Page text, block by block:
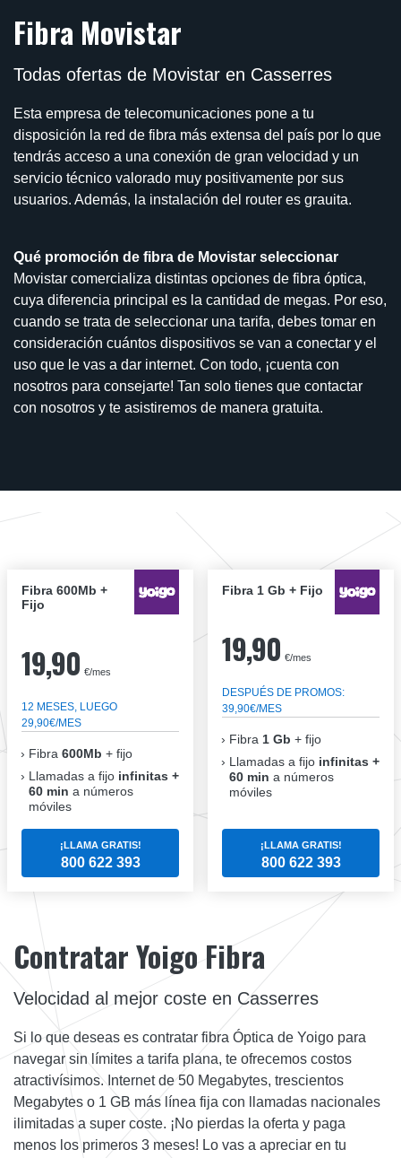
Fibra Movistar
Todas ofertas de Movistar en Casserres
Esta empresa de telecomunicaciones pone a tu
disposición la red de fibra más extensa del país por lo que
tendrás acceso a una conexión de gran velocidad y un
servicio técnico valorado muy positivamente por sus
usuarios. Además, la instalación del router es grauita.
Qué promoción de fibra de Movistar seleccionar
Movistar comercializa distintas opciones de fibra óptica,
cuya diferencia principal es la cantidad de megas. Por eso,
cuando se trata de seleccionar una tarifa, debes tomar en
consideración cuántos dispositivos se van a conectar y el
uso que le vas a dar internet. Con todo, ¡cuenta con
nosotros para consejarte! Tan solo tienes que contactar
con nosotros y te asistiremos de manera gratuita.
Fibra 600Mb +
Fijo
19,90 €/mes
12 MESES, LUEGO
29,90€/MES
Fibra 600Mb + fijo
Llamadas a fijo infinitas +
60 min a números
móviles
¡LLAMA GRATIS!
800 622 393
Fibra 1 Gb + Fijo
19,90 €/mes
DESPUÉS DE PROMOS:
39,90€/MES
Fibra 1 Gb + fijo
Llamadas a fijo infinitas +
60 min a números
móviles
¡LLAMA GRATIS!
800 622 393
Contratar Yoigo Fibra
Velocidad al mejor coste en Casserres
Si lo que deseas es contratar fibra Óptica de Yoigo para
navegar sin límites a tarifa plana, te ofrecemos costos
atractivísimos. Internet de 50 Megabytes, trescientos
Megabytes o 1 GB más línea fija con llamadas nacionales
ilimitadas a super coste. ¡No pierdas la oferta y paga
menos los primeros 3 meses! Lo vas a apreciar en tu